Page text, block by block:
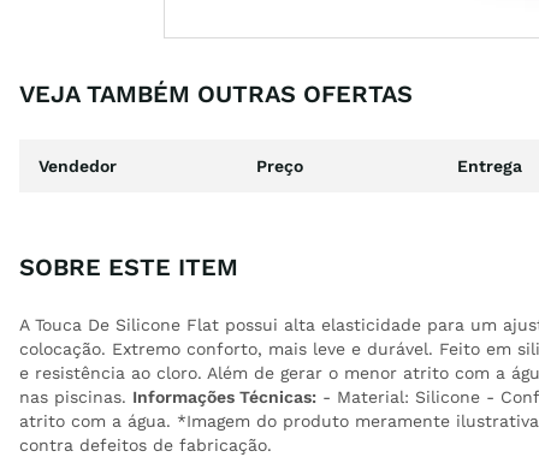
VEJA TAMBÉM OUTRAS OFERTAS
Vendedor Preço Entrega
SOBRE ESTE ITEM
A Touca De Silicone Flat possui alta elasticidade para um
colocação. Extremo conforto, mais leve e durável. Feito em
e resistência ao cloro. Além de gerar o menor atrito com a
nas piscinas. Informações Técnicas: - Material: Silicone -
atrito com a água. *Imagem do produto meramente
contra defeitos de fabricação.